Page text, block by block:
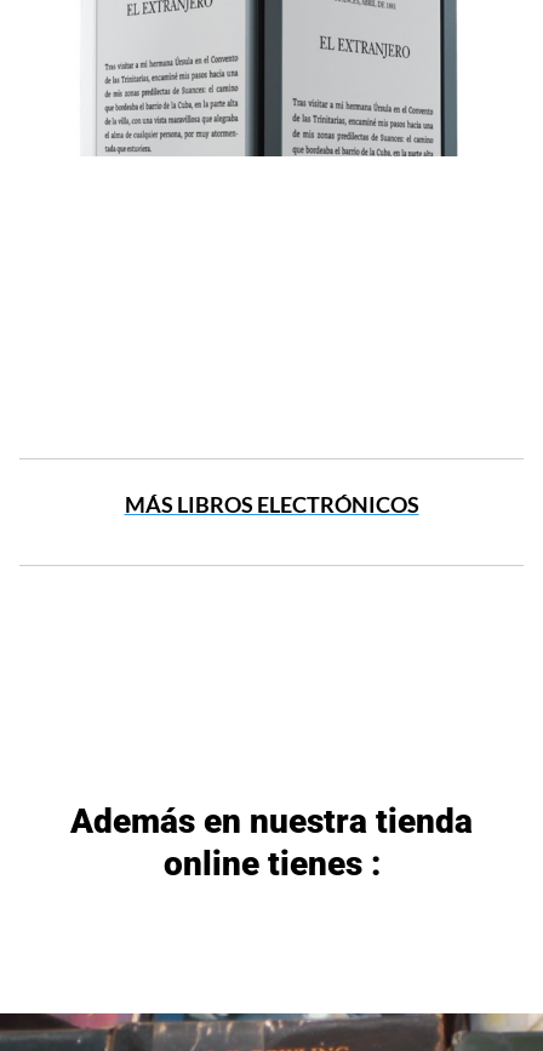
MÁS LIBROS ELECTRÓNICOS
Además en nuestra tienda
online tienes :